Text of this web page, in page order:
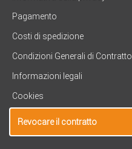
Pagamento
Costi di spedizione
Condizioni Generali di Contratto
Informazioni legali
Cookies
Revocare il contratto